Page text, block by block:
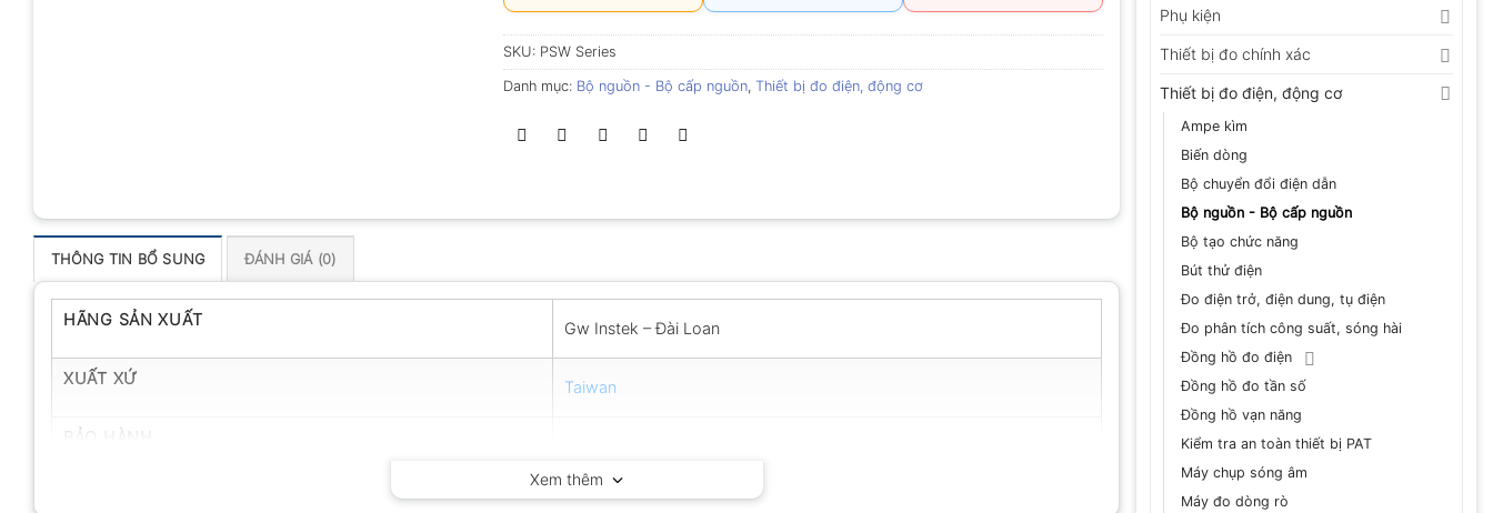
Phụ kiện
Thiết bị đo chính xác
Thiết bị đo điện, động cơ
Ampe kìm
Biến dòng
Bộ chuyển đổi điện dẫn
Bộ nguồn - Bộ cấp nguồn
Bộ tạo chức năng
Bút thử điện
Đo điện trở, điện dung, tụ điện
Đo phân tích công suất, sóng hài
Đồng hồ đo điện
Đồng hồ đo tần số
Đồng hồ vạn năng
Kiểm tra an toàn thiết bị PAT
Máy chụp sóng âm
Máy đo dòng rò
SKU: PSW Series
Danh mục: Bộ nguồn - Bộ cấp nguồn, Thiết bị đo điện, động cơ
THÔNG TIN BỔ SUNG ĐÁNH GIÁ (0)
HÃNG SẢN XUẤT Gw Instek – Đài Loan
XUẤT XỨ Taiwan
Xem thêm